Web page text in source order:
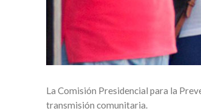
La Comisión Presidencial para la
transmisión comunitaria.